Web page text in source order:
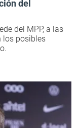
del
del MPP, a las
los posibles